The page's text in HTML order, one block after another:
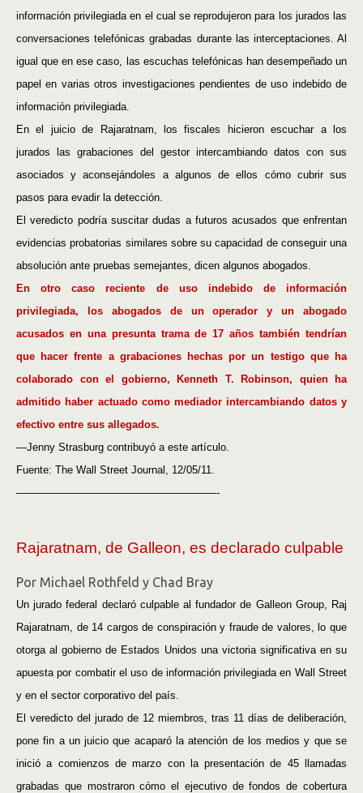
información privilegiada en el cual se reprodujeron para los jurados las
conversaciones telefónicas grabadas durante las interceptaciones. Al
igual que en ese caso, las escuchas telefónicas han desempeñado un
papel en varias otros investigaciones pendientes de uso indebido de
información privilegiada.
En el juicio de Rajaratnam, los fiscales hicieron escuchar a los
jurados las grabaciones del gestor intercambiando datos con sus
asociados y aconsejándoles a algunos de ellos cómo cubrir sus
pasos para evadir la detección.
El veredicto podría suscitar dudas a futuros acusados que enfrentan
evidencias probatorias similares sobre su capacidad de conseguir una
absolución ante pruebas semejantes, dicen algunos abogados.
En otro caso reciente de uso indebido de información
privilegiada, los abogados de un operador y un abogado
acusados en una presunta trama de 17 años también tendrían
que hacer frente a grabaciones hechas por un testigo que ha
colaborado con el gobierno, Kenneth T. Robinson, quien ha
admitido haber actuado como mediador intercambiando datos y
efectivo entre sus allegados.
—Jenny Strasburg contribuyó a este artículo.
Fuente: The Wall Street Journal, 12/05/11.
———————————————————-
Rajaratnam, de Galleon, es declarado culpable
Por Michael Rothfeld y Chad Bray
Un jurado federal declaró culpable al fundador de Galleon Group, Raj
Rajaratnam, de 14 cargos de conspiración y fraude de valores, lo que
otorga al gobierno de Estados Unidos una victoria significativa en su
apuesta por combatir el uso de información privilegiada en Wall Street
y en el sector corporativo del país.
El veredicto del jurado de 12 miembros, tras 11 días de deliberación,
pone fin a un juicio que acaparó la atención de los medios y que se
inició a comienzos de marzo con la presentación de 45 llamadas
grabadas que mostraron cómo el ejecutivo de fondos de cobertura